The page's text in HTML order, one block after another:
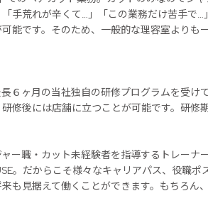
手荒れが辛くて…」「この業務だけ苦手で
能です。そのため、一般的な理容室よりも
６ヶ月の当社独自の研修プログラムを受け
修後には店舗に立つことが可能です。研修
ー職・カット未経験者を指導するトレーナ
。だからこそ様々なキャリアパス、役職
も見据えて働くことができます。もちろん